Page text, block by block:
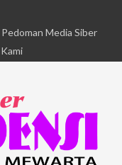
Pedoman Media Siber